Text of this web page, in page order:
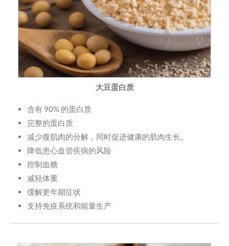
大豆蛋白质
含有 90% 的蛋白质
完整的蛋白质
减少瘦肌肉的分解，同时促进健康的肌肉生长。
降低患心血管疾病的风险
控制血糖
减轻体重
缓解更年期症状
支持免疫系统和能量生产